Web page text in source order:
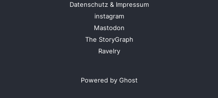
Datenschutz & Impressum
instagram
Mastodon
The StoryGraph
Ravelry
Powered by Ghost